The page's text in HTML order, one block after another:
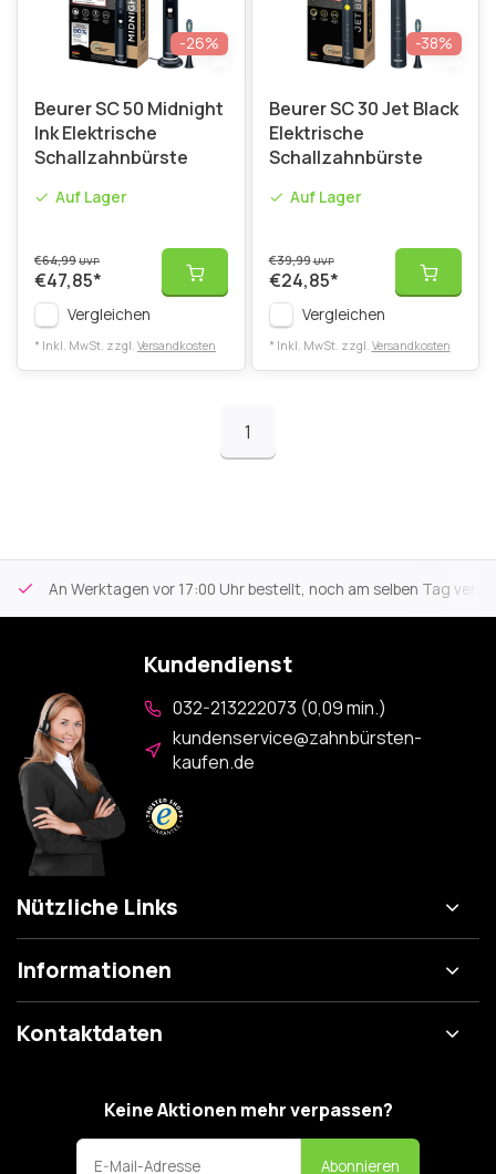
-26%
Beurer SC 50 Midnight
Ink Elektrische
Schallzahnbürste
Auf Lager
€64,99UVP
€47,85*
Vergleichen
* Inkl. MwSt. zzgl. Versandkosten
-38%
Beurer SC 30 Jet Black
Elektrische
Schallzahnbürste
Auf Lager
€39,99UVP
€24,85*
Vergleichen
* Inkl. MwSt. zzgl. Versandkosten
1
An Werktagen vor 17:00 Uhr bestellt, noch am selben Tag
Kundendienst
032-213222073 (0,09 min.)
kundenservice@zahnbürsten-
kaufen.de
Nützliche Links
Informationen
Kontaktdaten
Keine Aktionen mehr verpassen?
Abonnieren